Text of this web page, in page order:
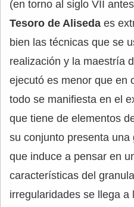
(en torno al siglo VII
Tesoro de Aliseda es
bien las técnicas que se
realización y la maestría
ejecutó es menor que en
todo se manifiesta en el
que tiene de elementos
su conjunto presenta
que induce a pensar en
características del
irregularidades se llega